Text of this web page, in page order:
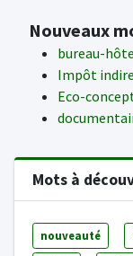
Nouveaux
bureau-
Impôt
Eco-
Mots à
nouveauté